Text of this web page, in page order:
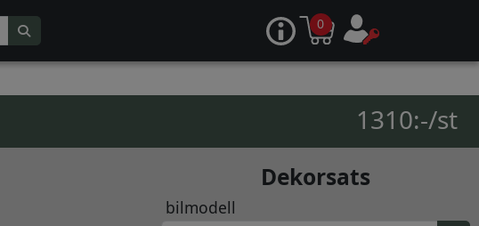
0
1310:-/st
Dekorsats
bilmodell